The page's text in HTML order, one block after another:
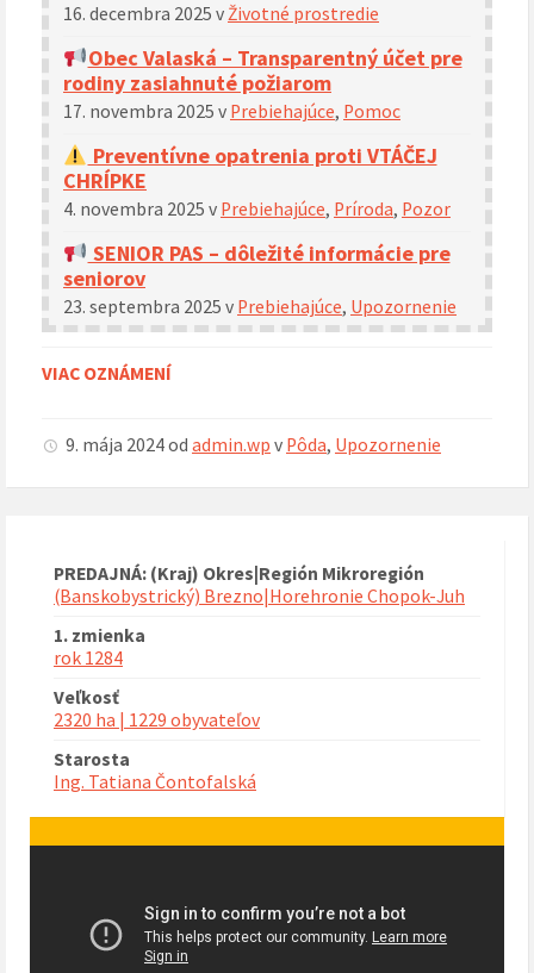
16. decembra 2025 vŽivotné prostredie
Obec Valaská – Transparentný účet pre
rodiny zasiahnuté požiarom
17. novembra 2025 v Prebiehajúce, Pomoc
Preventívne opatrenia proti VTÁČEJ
CHRÍPKE
4. novembra 2025 v Prebiehajúce, Príroda, Pozor
SENIOR PAS – dôležité informácie pre
seniorov
23. septembra 2025 v Prebiehajúce, Upozornenie
VIAC OZNÁMENÍ
9. mája 2024od admin.wp v Pôda, Upozornenie
PREDAJNÁ: (Kraj) Okres|Región Mikroregión
(Banskobystrický) Brezno|Horehronie Chopok-Juh
1. zmienka
rok 1284
Veľkosť
2320 ha | 1229 obyvateľov
Starosta
Ing. Tatiana Čontofalská